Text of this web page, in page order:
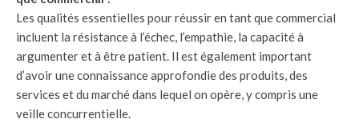
Les qualités essentielles pour réussir en tant que commercial
incluent la résistance à l’échec, l’empathie, la capacité à
argumenter et à être patient. Il est également important
d’avoir une connaissance approfondie des produits, des
services et du marché dans lequel on opère, y compris une
veille concurrentielle.